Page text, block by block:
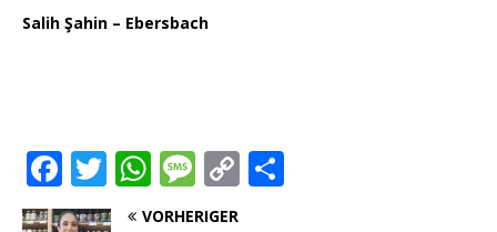
Salih Şahin – Ebersbach
F
a
T
w
W
h
M
e
C
VORHERIGER